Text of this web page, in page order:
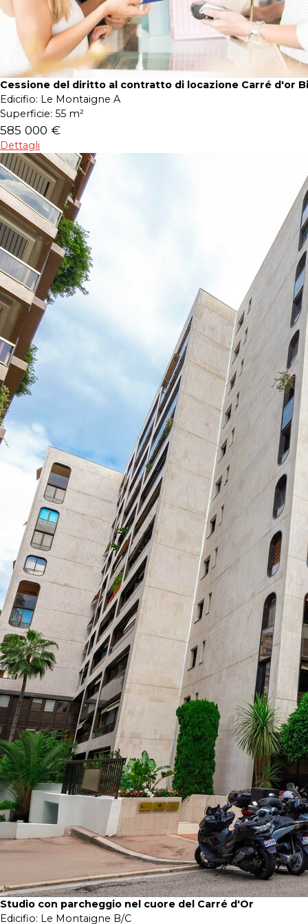
Cessione del diritto al contratto di locazione Carré d'or
Edicifio: Le Montaigne A
Superficie: 55 m²
585 000 €
Dettagli
Studio con parcheggio nel cuore del Carré d'Or
Edicifio: Le Montaigne B/C